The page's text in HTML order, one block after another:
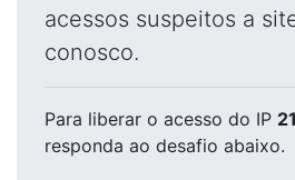
acessos suspeitos a
conosco.
Para liberar o acesso do IP
responda ao desafio abaixo.